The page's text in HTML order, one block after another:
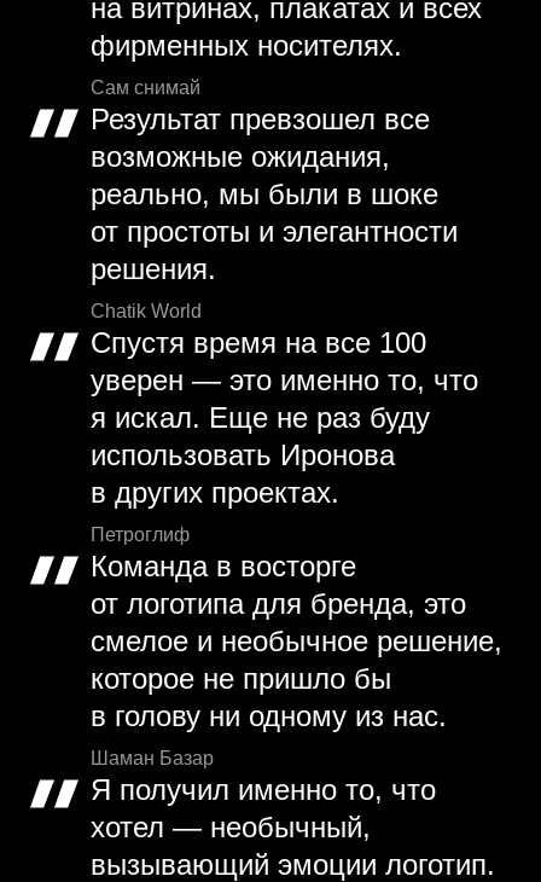
на витринах, плакатах и всех
фирменных носителях.
Сам снимай
Результат превзошел все
возможные ожидания,
реально, мы были в шоке
от простоты и элегантности
решения.
Chatik World
Спустя время на все 100
уверен — это именно то, что
я искал. Еще не раз буду
использовать Иронова
в других проектах.
Петроглиф
Команда в восторге
от логотипа для бренда, это
смелое и необычное решение,
которое не пришло бы
в голову ни одному из нас.
Шаман Базар
Я получил именно то, что
хотел — необычный,
вызывающий эмоции логотип.